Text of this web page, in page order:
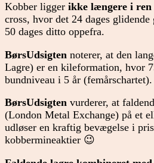
Kobber ligger ikke længere i ren
cross, hvor det 24 dages
50 dages ditto oppefra.
BørsUdsigten noterer, at den
Lagre) er en kileformation, hvor
bundniveau i 5 år (femårschartet).
BørsUdsigten vurderer, at
(London Metal Exchange) på et
udløser en kraftig bevægelse i
kobbermineaktier 😉